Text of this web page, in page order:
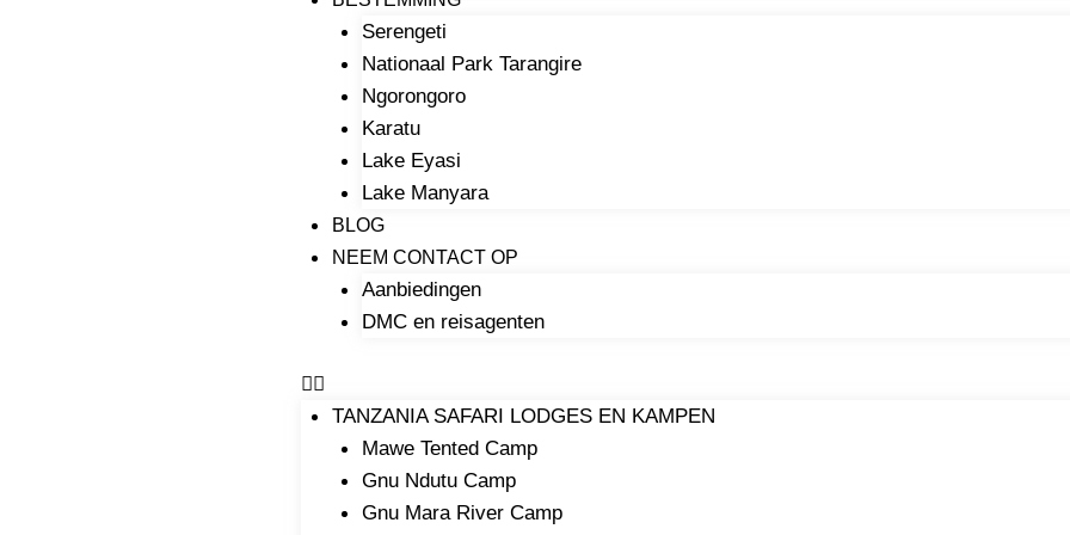
Serengeti
Nationaal Park Tarangire
Ngorongoro
Karatu
Lake Eyasi
Lake Manyara
BLOG
NEEM CONTACT OP
Aanbiedingen
DMC en reisagenten
TANZANIA SAFARI LODGES EN KAMPEN
Mawe Tented Camp
Gnu Ndutu Camp
Gnu Mara River Camp